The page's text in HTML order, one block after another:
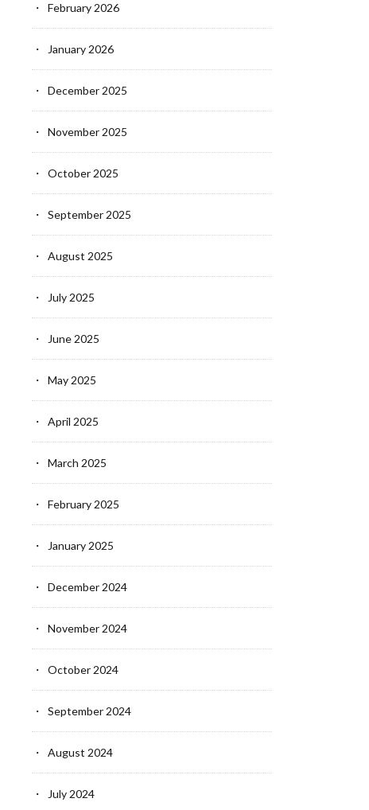
February 2026
January 2026
December 2025
November 2025
October 2025
September 2025
August 2025
July 2025
June 2025
May 2025
April 2025
March 2025
February 2025
January 2025
December 2024
November 2024
October 2024
September 2024
August 2024
July 2024